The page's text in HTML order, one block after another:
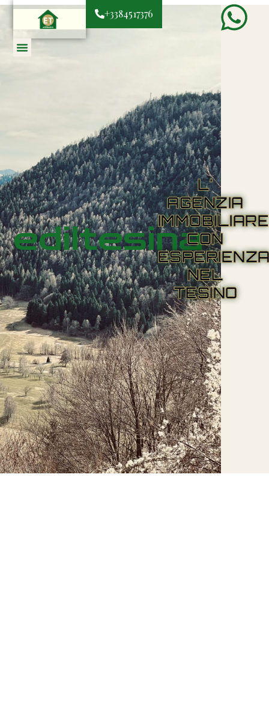
+3384517376
ediltesina
L'
AGENZIA
IMMOBILIARE
CON
NEL
TESINO